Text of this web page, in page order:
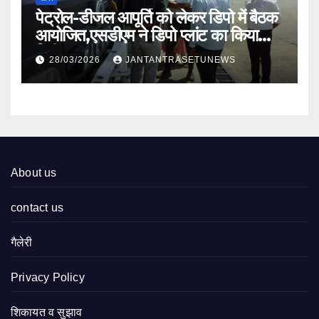
पेट्रोल-डीजल आपूर्ति को लेकर डिपो में बैठक
आयोजित,एसडीएम ने डिपो प्लांट का किया
निरीक्षण
28/03/2026 JANTANTRASETUNEWS
About us
contact us
गैलेरी
Privacy Policy
शिकायत व सुझाव